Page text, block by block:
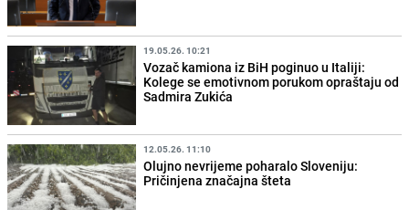
19.05.26. 10:21
Vozač kamiona iz BiH poginuo u Italiji:
Kolege se emotivnom porukom opraštaju od
Sadmira Zukića
12.05.26. 11:10
Olujno nevrijeme poharalo Sloveniju:
Pričinjena značajna šteta